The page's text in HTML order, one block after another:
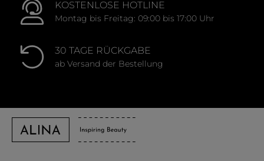
KOSTENLOSE HOTLINE
Montag bis Freitag: 09:00 bis 17:00 Uhr
30 TAGE RÜCKGABE
ab Versand der Bestellung